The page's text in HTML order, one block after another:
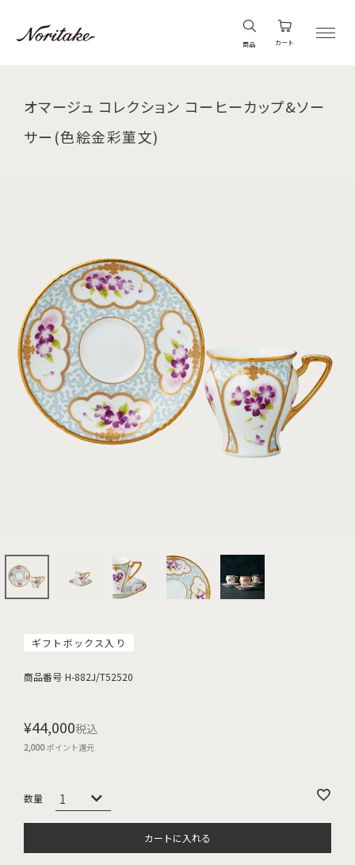
商品 カート
オマージュ コレクション コーヒーカップ&ソー
サー(色絵金彩菫文)
ギフトボックス入り
商品番号 H-882J/T52520
¥44,000税込
2,000ポイント還元
カートに入れる